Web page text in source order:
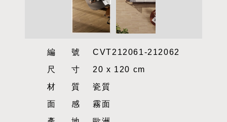
編號CVT212061-212062
尺寸20 x 120 cm
材質瓷質
面感霧面